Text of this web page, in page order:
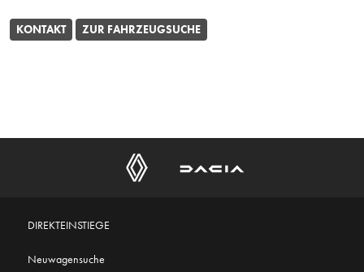
KONTAKT ZUR FAHRZEUGSUCHE
DIREKTEINSTIEGE
Neuwagensuche